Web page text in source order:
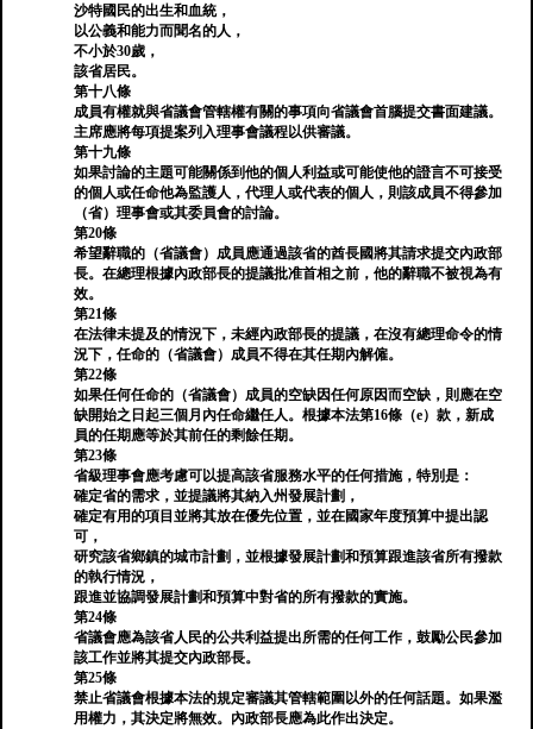
沙特國民的出生和血統，
以公義和能力而聞名的人，
不小於30歲，
該省居民。
第十八條
成員有權就與省議會管轄權有關的事項向省議會首腦提交書面建議。
主席應將每項提案列入理事會議程以供審議。
第十九條
如果討論的主題可能關係到他的個人利益或可能使他的證言不可接受
的個人或任命他為監護人，代理人或代表的個人，則該成員不得參加
（省）理事會或其委員會的討論。
第20條
希望辭職的（省議會）成員應通過該省的酋長國將其請求提交內政部
長。在總理根據內政部長的提議批准首相之前，他的辭職不被視為有
效。
第21條
在法律未提及的情況下，未經內政部長的提議，在沒有總理命令的情
況下，任命的（省議會）成員不得在其任期內解僱。
第22條
如果任何任命的（省議會）成員的空缺因任何原因而空缺，則應在空
缺開始之日起三個月內任命繼任人。根據本法第16條（e）款，新成
員的任期應等於其前任的剩餘任期。
第23條
省級理事會應考慮可以提高該省服務水平的任何措施，特別是：
確定省的需求，並提議將其納入州發展計劃，
確定有用的項目並將其放在優先位置，並在國家年度預算中提出認
可，
研究該省鄉鎮的城市計劃，並根據發展計劃和預算跟進該省所有撥款
的執行情況，
跟進並協調發展計劃和預算中對省的所有撥款的實施。
第24條
省議會應為該省人民的公共利益提出所需的任何工作，鼓勵公民參加
該工作並將其提交內政部長。
第25條
禁止省議會根據本法的規定審議其管轄範圍以外的任何話題。如果濫
用權力，其決定將無效。內政部長應為此作出決定。